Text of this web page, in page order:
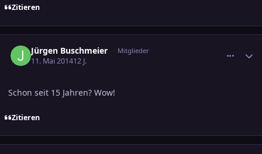
Zitieren
Jürgen Buschmeier Mitglieder
11. Mai 201412 J.
Schon seit 15 Jahren? Wow!
Zitieren